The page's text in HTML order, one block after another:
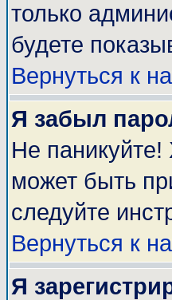
только
будете
Вернуться к
Я забыл
Не
может быть
следуйте
Вернуться к
Я